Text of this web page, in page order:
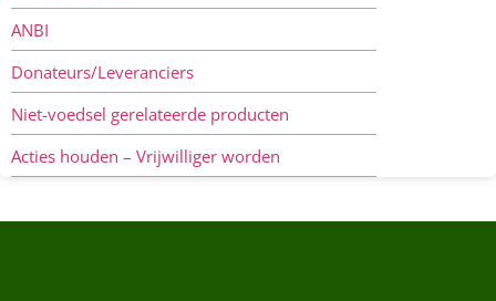
ANBI
Donateurs/Leveranciers
Niet-voedsel gerelateerde producten
Acties houden – Vrijwilliger worden